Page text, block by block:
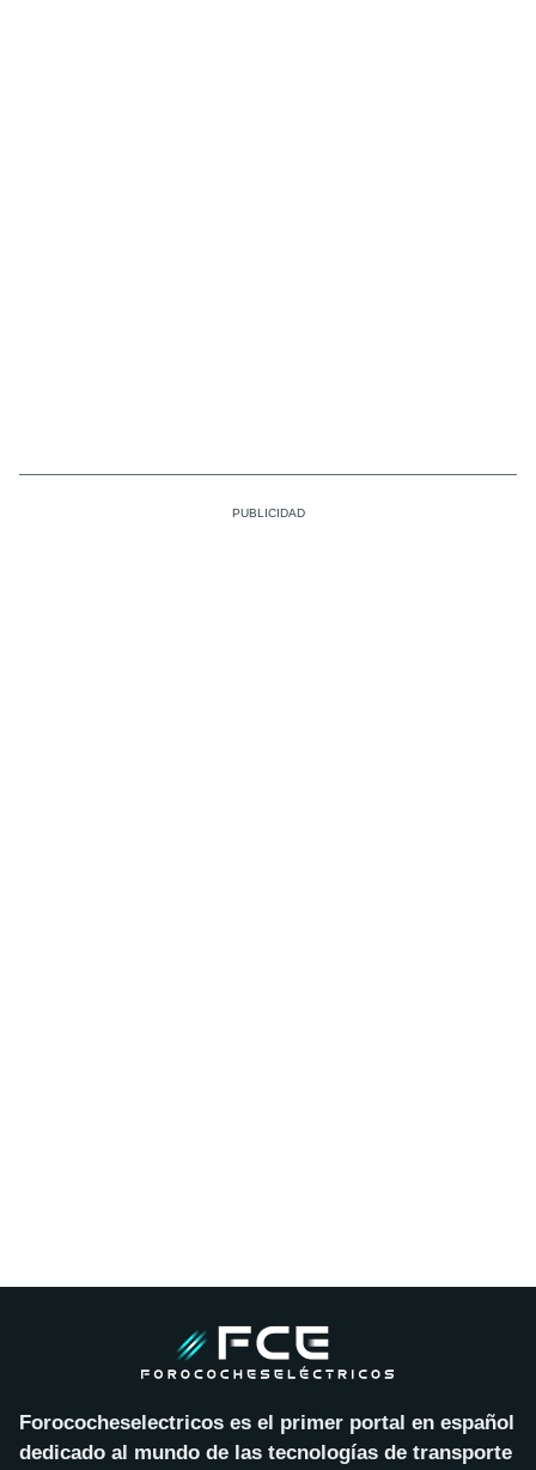
Forococheselectricos es el primer portal en español
dedicado al mundo de las tecnologías de transporte